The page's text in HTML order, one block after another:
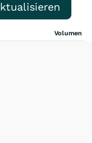
Volumen